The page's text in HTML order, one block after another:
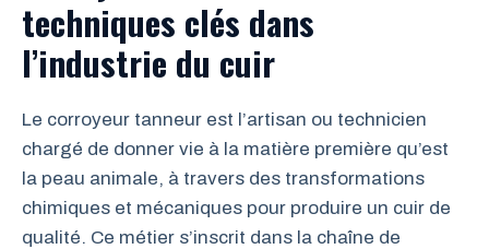
techniques clés dans
l’industrie du cuir
Le corroyeur tanneur est l’artisan ou technicien
chargé de donner vie à la matière première qu’est
la peau animale, à travers des transformations
chimiques et mécaniques pour produire un cuir de
qualité. Ce métier s’inscrit dans la chaîne de